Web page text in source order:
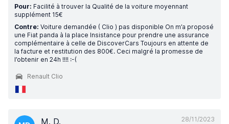
Pour: Facilité à trouver la Qualité de la voiture moyennant
supplément 15€
Contre: Voiture demandée ( Clio ) pas disponible On m’a proposé
une Fiat panda à la place Insistance pour prendre une assurance
complémentaire à celle de DiscoverCars Toujours en attente de
la facture et restitution des 800€. Ceci malgré la promesse de
l’obtenir en 24h !!!! :-(
Renault Clio
28/11/2023
M. D.